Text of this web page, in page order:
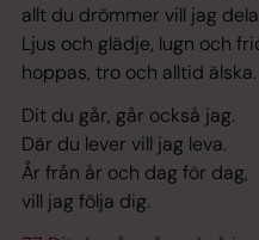
allt du drömmer vill jag
Ljus och glädje, lugn och
hoppas, tro och alltid älska.
Dit du går, går också jag.
Där du lever vill jag leva.
År från år och dag för dag,
vill jag följa dig.